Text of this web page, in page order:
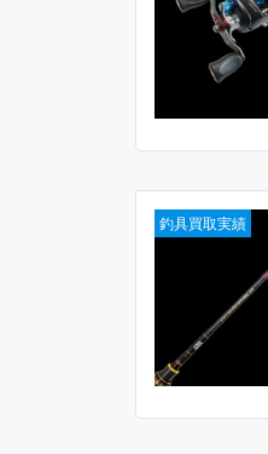
釣具買取実績